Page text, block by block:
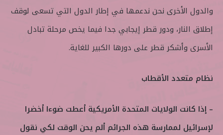
والدول الأخرى نحن ندعمها في إطار الدول التي تسعى لوقف
إطلاق النار، ودور قطر إيجابي جدا فيما يخص مرحلة تبادل
الأسرى وأشكر قطر على دورها الكبير للغاية.
نظام متعدد الأقطاب
– إذا كانت الولايات المتحدة الأمريكية أعطت ضوءا أخضرا
لإسرائيل لممارسة هذه الجرائم ألم يحن الوقت لكي نقول